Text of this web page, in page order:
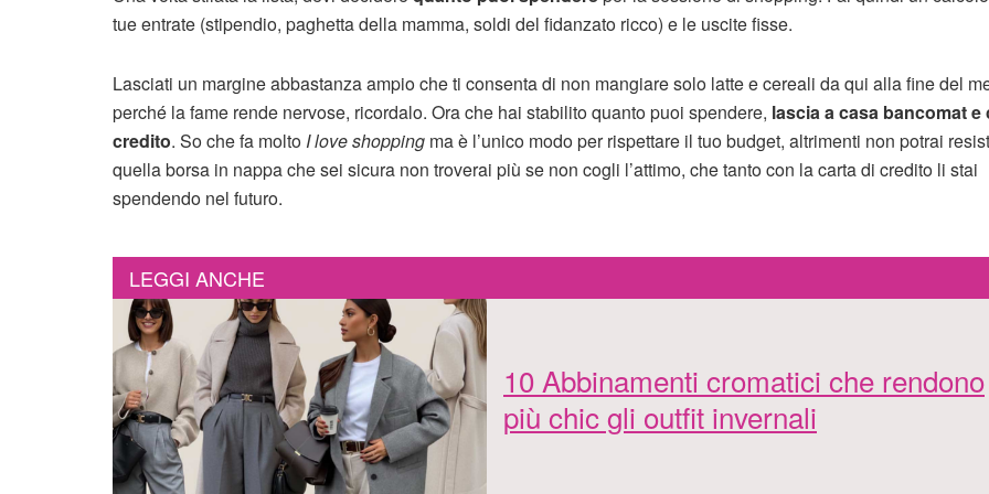
tue entrate (stipendio, paghetta della mamma, soldi del fidanzato ricco) e le uscite fisse.
Lasciati un margine abbastanza ampio che ti consenta di non mangiare solo latte e cereali da qui alla fine del
perché la fame rende nervose, ricordalo. Ora che hai stabilito quanto puoi spendere, lascia a casa bancomat e
credito. So che fa molto I love shopping ma è l’unico modo per rispettare il tuo budget, altrimenti non potrai
quella borsa in nappa che sei sicura non troverai più se non cogli l’attimo, che tanto con la carta di credito li stai
spendendo nel futuro.
LEGGI ANCHE
10 Abbinamenti cromatici che rendono
più chic gli outfit invernali